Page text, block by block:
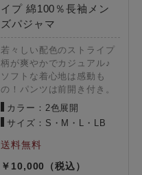
イプ 綿100％長袖メン
ズパジャマ
若々しい配色のストライプ
柄が爽やかでカジュアル♪
ソフトな着心地は感動も
の！パンツは前開き付き。
カラー：2色展開
サイズ：S・M・L・LB
10,000